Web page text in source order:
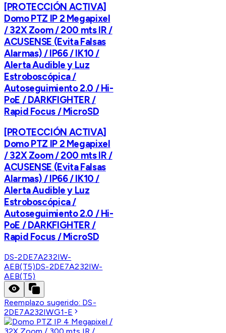
[PROTECCIÓN ACTIVA]
Domo PTZ IP 2 Megapixel
/ 32X Zoom / 200 mts IR /
ACUSENSE (Evita Falsas
Alarmas) / IP66 / IK10 /
Alerta Audible y Luz
Estroboscópica /
Autoseguimiento 2.0 / Hi-
PoE / DARKFIGHTER /
Rapid Focus / MicroSD
[PROTECCIÓN ACTIVA]
Domo PTZ IP 2 Megapixel
/ 32X Zoom / 200 mts IR /
ACUSENSE (Evita Falsas
Alarmas) / IP66 / IK10 /
Alerta Audible y Luz
Estroboscópica /
Autoseguimiento 2.0 / Hi-
PoE / DARKFIGHTER /
Rapid Focus / MicroSD
DS-2DE7A232IW-
AEB(T5)DS-2DE7A232IW-
AEB(T5)
Reemplazo sugerido: DS-
2DE7A232IWG1-E